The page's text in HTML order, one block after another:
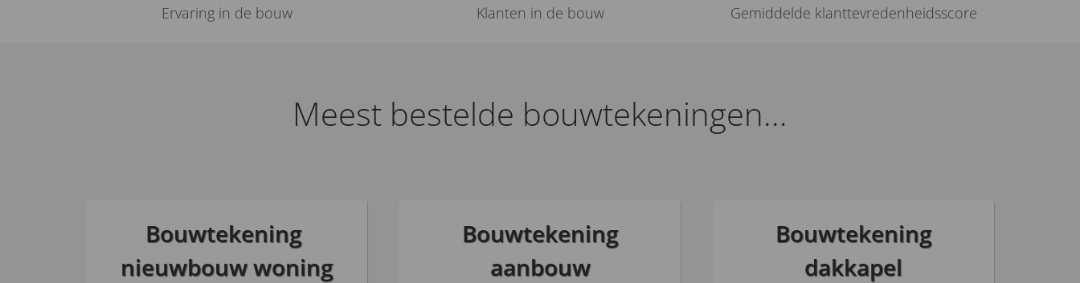
Ervaring in de bouw Klanten in de bouw Gemiddelde klanttevredenheidsscore
Meest bestelde bouwtekeningen...
Bouwtekening
nieuwbouw woning
Bouwtekening
aanbouw
Bouwtekening
dakkapel